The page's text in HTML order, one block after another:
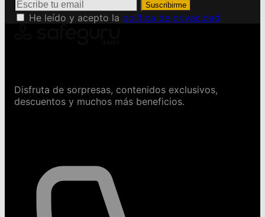
Suscribirme
He leído y acepto la política de privacidad
Disfruta de sorpresas, contenidos exclusivos,
descuentos y muchos más beneficios.